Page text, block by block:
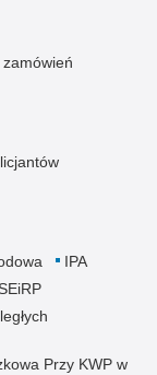
zamówień
IPA
Przy KWP w